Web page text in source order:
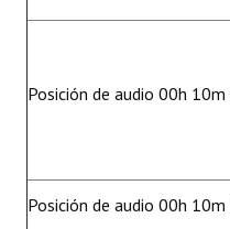
Posición de audio 00h 10m
Posición de audio 00h 10m